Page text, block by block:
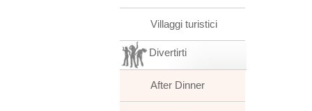
Villaggi turistici
Divertirti
After Dinner